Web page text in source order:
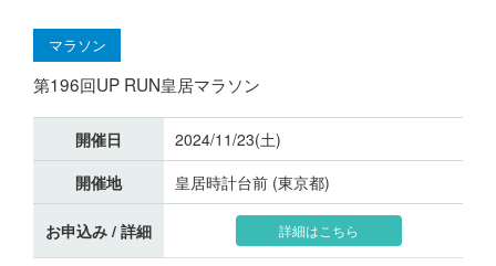
マラソン
第196回UP RUN皇居マラソン
開催日
2024/11/23(土)
開催地
皇居時計台前 (東京都)
お申込み / 詳細 詳細はこちら